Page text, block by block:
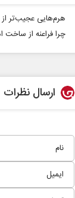
هرم‌هایی عجیب‌تر
چرا فراعنه از
ارسال نظرات